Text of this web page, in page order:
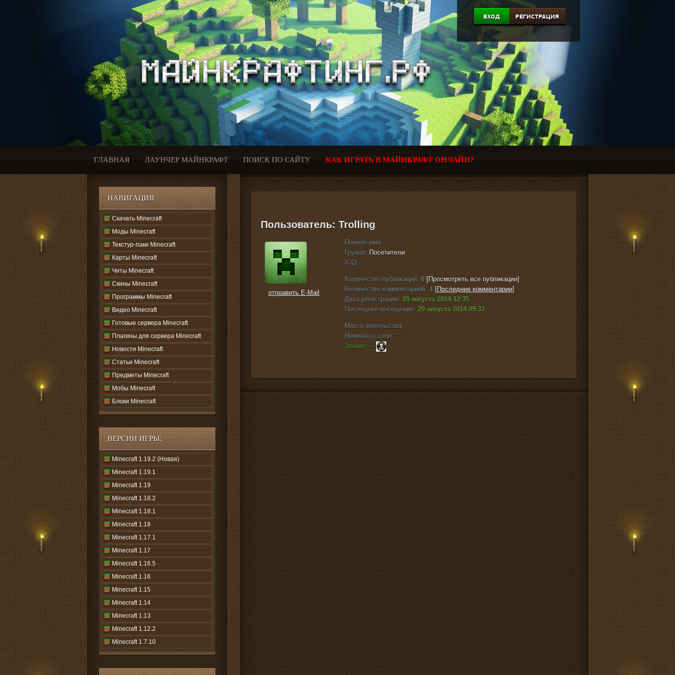
ВХОД РЕГИСТРАЦИЯ
ГЛАВНАЯ ЛАУНЧЕР МАЙНКРАФТ ПОИСК ПО САЙТУ КАК ИГРАТЬ В МАЙНКРАФТ ОНЛАЙН?
НАВИГАЦИЯ
Скачать Minecraft
Моды Minecraft
Текстур-паки Minecraft
Карты Minecraft
Читы Minecraft
Скины Minecraft
Программы Minecraft
Видео Minecraft
Готовые сервера Minecraft
Плагины для сервера Minecraft
Новости Minecraft
Статьи Minecraft
Предметы Minecraft
Мобы Minecraft
Блоки Minecraft
ВЕРСИИ ИГРЫ:
Minecraft 1.19.2 (Новая)
Minecraft 1.19.1
Minecraft 1.19
Minecraft 1.18.2
Minecraft 1.18.1
Minecraft 1.18
Minecraft 1.17.1
Minecraft 1.17
Minecraft 1.16.5
Minecraft 1.16
Minecraft 1.15
Minecraft 1.14
Minecraft 1.13
Minecraft 1.12.2
Minecraft 1.7.10
Пользователь: Trolling
отправить E-Mail
Полное имя:
Группа: Посетители
ICQ:
Количество публикаций: 0 [Просмотреть все публикации]
Количество комментариев: 1 [Последние комментарии]
Дата регистрации: 28 августа 2014 12:35
Последнее посещение: 29 августа 2014 09:33
Место жительства:
Немного о себе:
Звание: ---